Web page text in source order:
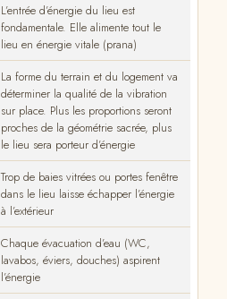
L’entrée d’énergie du lieu est
fondamentale. Elle alimente tout le
lieu en énergie vitale (prana)
La forme du terrain et du logement va
déterminer la qualité de la vibration
sur place. Plus les proportions seront
proches de la géométrie sacrée, plus
le lieu sera porteur d’énergie
Trop de baies vitrées ou portes fenêtre
dans le lieu laisse échapper l’énergie
à l’extérieur
Chaque évacuation d’eau (WC,
lavabos, éviers, douches) aspirent
l’énergie